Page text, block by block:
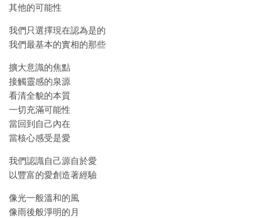
其他的可能性
我們只選擇現在認為是的
我們最基本的實相的那些
擴大意識的焦點
接觸靈感的泉源
看清全貌的本質
一切充滿可能性
當回到自己內在
當核心感受是愛
我們認識自己源自於愛
以豐富的愛創造著經驗
像光一般溫和的風
像雨後般淨明的月